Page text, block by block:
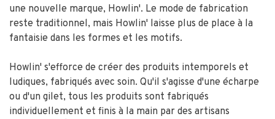
une nouvelle marque, Howlin'. Le mode de fabrication
reste traditionnel, mais Howlin' laisse plus de place à la
fantaisie dans les formes et les motifs.
Howlin' s'efforce de créer des produits intemporels et
ludiques, fabriqués avec soin. Qu'il s'agisse d'une écharpe
ou d'un gilet, tous les produits sont fabriqués
individuellement et finis à la main par des artisans